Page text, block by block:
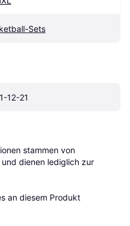
Sets
12-21
stammen von
dienen lediglich zur
an diesem Produkt